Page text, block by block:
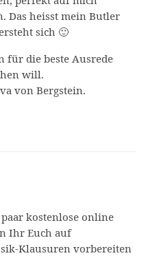
Das heisst mein Butler
sich 🙂
für die beste Ausrede
will.
von Bergstein.
kostenlose online
Ihr Euch auf
Klausuren vorbereiten